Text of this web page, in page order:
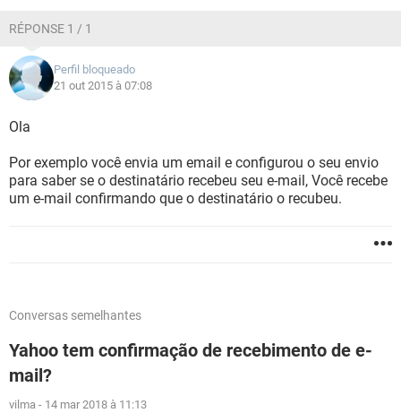
RÉPONSE 1 / 1
Perfil bloqueado
21 out 2015 à 07:08
Ola
Por exemplo você envia um email e configurou o seu envio
para saber se o destinatário recebeu seu e-mail, Você recebe
um e-mail confirmando que o destinatário o recubeu.
Conversas semelhantes
Yahoo tem confirmação de recebimento de e-
mail?
vilma - 14 mar 2018 à 11:13